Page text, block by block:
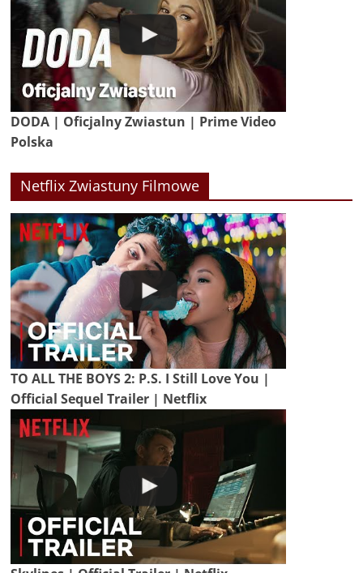
DODA | Oficjalny Zwiastun | Prime Video
Polska
Netflix Zwiastuny Filmowe
TO ALL THE BOYS 2: P.S. I Still Love You |
Official Sequel Trailer | Netflix